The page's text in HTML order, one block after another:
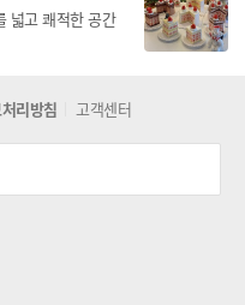
넓고 쾌적한 공간
리방침 고객센터